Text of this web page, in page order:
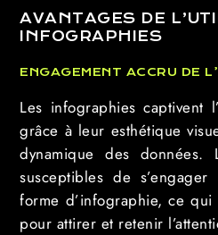
AVANTAGES DE
INFOGRAPHIES
ENGAGEMENT ACCRU DE
Les infographies captivent
grâce à leur esthétique
dynamique des données.
susceptibles de
forme d’infographie, ce
pour attirer et retenir